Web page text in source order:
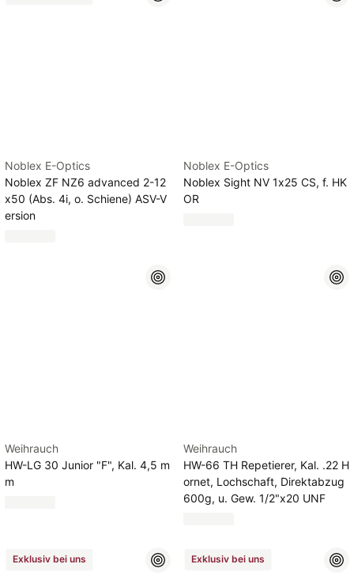
Noblex E-Optics
Noblex ZF NZ6 advanced 2-12
x50 (Abs. 4i, o. Schiene) ASV-V
ersion
Noblex E-Optics
Noblex Sight NV 1x25 CS, f. HK
OR
Weihrauch
HW-LG 30 Junior "F", Kal. 4,5 m
m
Weihrauch
HW-66 TH Repetierer, Kal. .22 H
ornet, Lochschaft, Direktabzug
600g, u. Gew. 1/2"x20 UNF
Exklusiv bei uns Exklusiv bei uns